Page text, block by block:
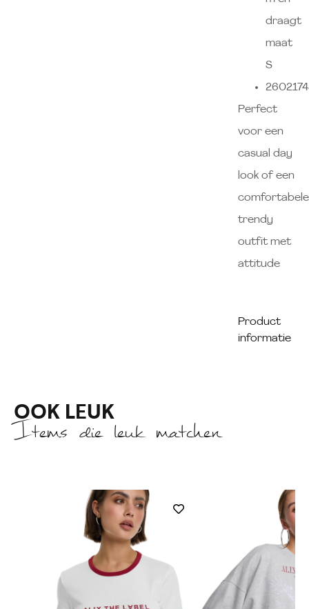
Product
informatie
draagt
maat
S
Perfect
voor een
casual day
look of een
trendy
outfit met
attitude
OOK LEUK
Items die leuk matchen